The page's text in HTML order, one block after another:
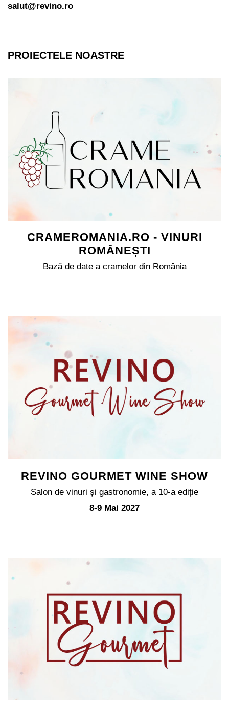
salut@revino.ro
PROIECTELE NOASTRE
CRAMEROMANIA.RO - VINURI
ROMÂNEȘTI
Bază de date a cramelor din România
REVINO GOURMET WINE SHOW
Salon de vinuri și gastronomie, a 10-a ediție
8-9 Mai 2027